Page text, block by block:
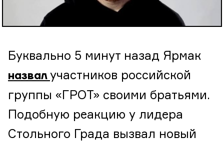
Буквально 5 минут назад Ярмак
назвал участников российской
группы «ГРОТ» своими братьями.
Подобную реакцию у лидера
Стольного Града вызвал новый